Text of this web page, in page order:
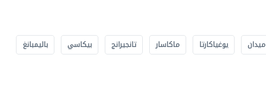
ميدان يوغياكارتا ماكاسار تانجيرانج بيكاسي باليمبانغ